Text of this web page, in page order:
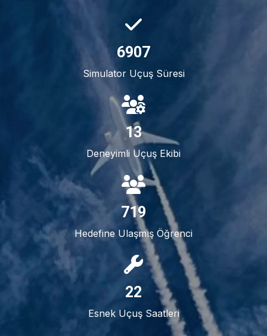
7387
Simulator Uçuş Süresi
14
Deneyimli Uçuş Ekibi
782
Hedefine Ulaşmış Öğrenci
24
Esnek Uçuş Saatleri